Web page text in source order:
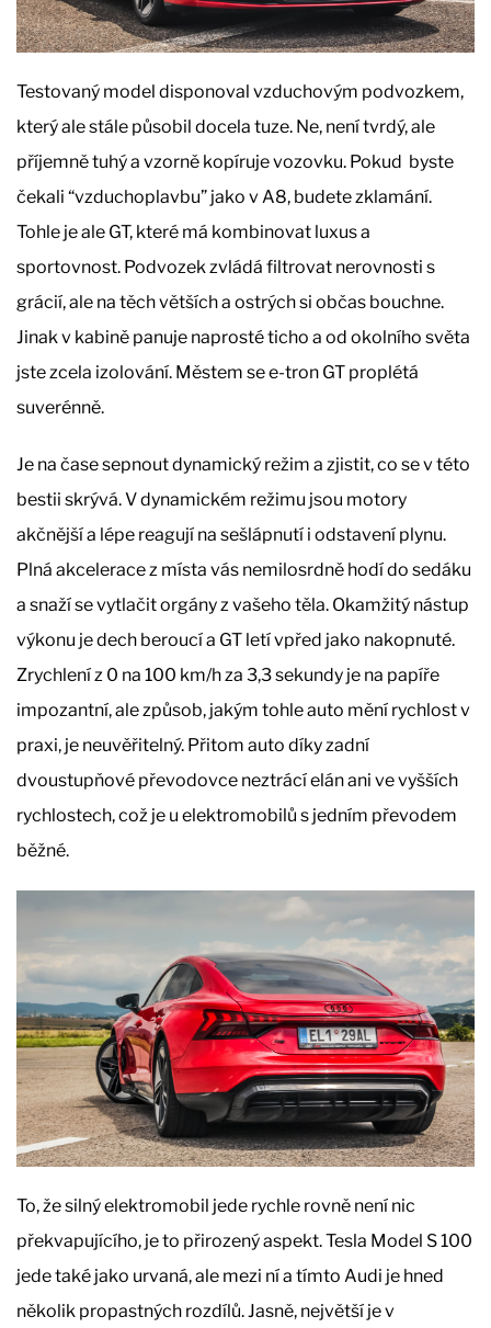
Testovaný model disponoval vzduchovým podvozkem,
který ale stále působil docela tuze. Ne, není tvrdý, ale
příjemně tuhý a vzorně kopíruje vozovku. Pokud byste
čekali “vzduchoplavbu” jako v A8, budete zklamání.
Tohle je ale GT, které má kombinovat luxus a
sportovnost. Podvozek zvládá filtrovat nerovnosti s
grácií, ale na těch větších a ostrých si občas bouchne.
Jinak v kabině panuje naprosté ticho a od okolního světa
jste zcela izolování. Městem se e-tron GT proplétá
suverénně.
Je na čase sepnout dynamický režim a zjistit, co se v této
bestii skrývá. V dynamickém režimu jsou motory
akčnější a lépe reagují na sešlápnutí i odstavení plynu.
Plná akcelerace z místa vás nemilosrdně hodí do sedáku
a snaží se vytlačit orgány z vašeho těla. Okamžitý nástup
výkonu je dech beroucí a GT letí vpřed jako nakopnuté.
Zrychlení z 0 na 100 km/h za 3,3 sekundy je na papíře
impozantní, ale způsob, jakým tohle auto mění rychlost v
praxi, je neuvěřitelný. Přitom auto díky zadní
dvoustupňové převodovce neztrácí elán ani ve vyšších
rychlostech, což je u elektromobilů s jedním převodem
běžné.
To, že silný elektromobil jede rychle rovně není nic
překvapujícího, je to přirozený aspekt. Tesla Model S 100
jede také jako urvaná, ale mezi ní a tímto Audi je hned
několik propastných rozdílů. Jasně, největší je v